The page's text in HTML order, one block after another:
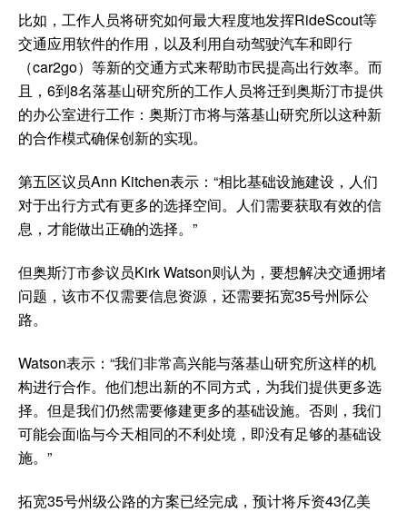
比如，工作人员将研究如何最大程度地发挥RideScout等
交通应用软件的作用，以及利用自动驾驶汽车和即行
（car2go）等新的交通方式来帮助市民提高出行效率。而
且，6到8名落基山研究所的工作人员将迁到奥斯汀市提供
的办公室进行工作：奥斯汀市将与落基山研究所以这种新
的合作模式确保创新的实现。
第五区议员Ann Kitchen表示：“相比基础设施建设，人们
对于出行方式有更多的选择空间。人们需要获取有效的信
息，才能做出正确的选择。”
但奥斯汀市参议员Kirk Watson则认为，要想解决交通拥堵
问题，该市不仅需要信息资源，还需要拓宽35号州际公
路。
Watson表示：“我们非常高兴能与落基山研究所这样的机
构进行合作。他们想出新的不同方式，为我们提供更多选
择。但是我们仍然需要修建更多的基础设施。否则，我们
可能会面临与今天相同的不利处境，即没有足够的基础设
施。”
拓宽35号州级公路的方案已经完成，预计将斥资43亿美